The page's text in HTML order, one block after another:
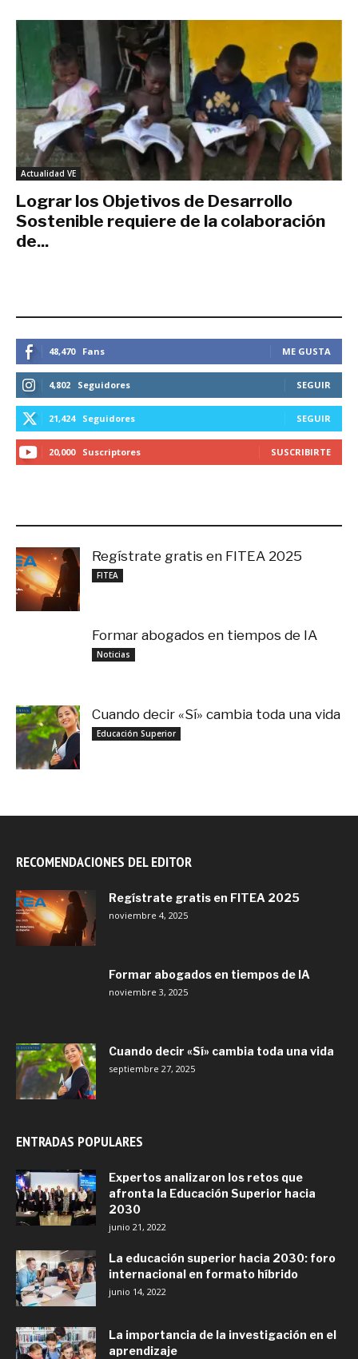
Actualidad VE
Lograr los Objetivos de Desarrollo
Sostenible requiere de la colaboración
de...
48,470 Fans ME GUSTA
4,802 Seguidores SEGUIR
21,424 Seguidores SEGUIR
20,000 Suscriptores SUSCRIBIRTE
Regístrate gratis en FITEA 2025
FITEA
Formar abogados en tiempos de IA
Noticias
Cuando decir «Sí» cambia toda una vida
Educación Superior
RECOMENDACIONES DEL EDITOR
Regístrate gratis en FITEA 2025
noviembre 4, 2025
Formar abogados en tiempos de IA
noviembre 3, 2025
Cuando decir «Sí» cambia toda una vida
septiembre 27, 2025
ENTRADAS POPULARES
Expertos analizaron los retos que
afronta la Educación Superior hacia
2030
junio 21, 2022
La educación superior hacia 2030: foro
internacional en formato híbrido
junio 14, 2022
La importancia de la investigación en el
aprendizaje